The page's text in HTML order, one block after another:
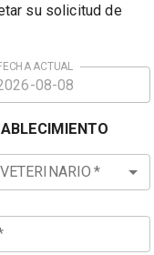
su solicitud de
ACTUAL
*